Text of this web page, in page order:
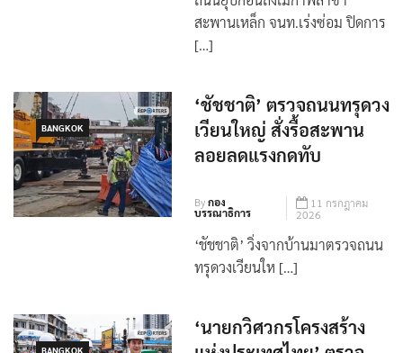
บรรณาธิการ
2026
ถนนยุบก่อนถึงเมก้าพลาซ่า
BANGKOK
‘ชัชชาติ’ ตรวจถนนทรุดวง
เวียนใหญ่ สั่งรื้อสะพาน
ลอยลดแรงกดทับ
Byกอง
บรรณาธิการ
11 กรกฎาคม
2026
‘ชัชชาติ’ วิ่งจากบ้านมาตรวจถนน